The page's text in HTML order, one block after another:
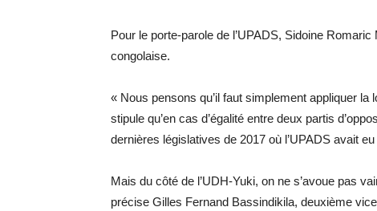
Pour le porte-parole de l’UPADS, Sidoine
congolaise.
« Nous pensons qu’il faut simplement appliquer la
stipule qu’en cas d’égalité entre deux partis
dernières législatives de 2017 où l’UPADS avait
Mais du côté de l’UDH-Yuki, on ne s’avoue pas
précise Gilles Fernand Bassindikila, deuxième